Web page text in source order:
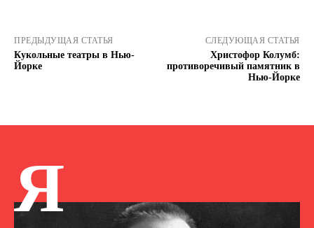
ПРЕДЫДУЩАЯ СТАТЬЯ
Кукольные театры в Нью-
Йорке
СЛЕДУЮЩАЯ СТАТЬЯ
Христофор Колумб:
противоречивый памятник в
Нью-Йорке
Я